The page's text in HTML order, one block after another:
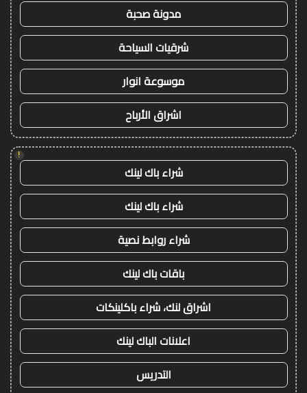
مدونة صحبة
شرقيات السياحة
موسوعة انوار
اشراق الأرباح
!
شراء باك لينك
شراء باك لينك
شراء روابط نصية
باقات باك لينك
اشراق لنك، شراء باكلينكات
اعلانات الباك لينك
التدريس